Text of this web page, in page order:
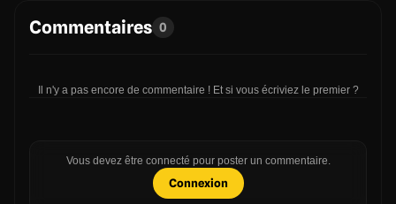
Commentaires 0
Il n'y a pas encore de commentaire ! Et si vous écriviez le premier ?
Vous devez être connecté pour poster un commentaire.
Connexion